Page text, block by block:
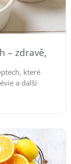
– zdravě,
které
a další